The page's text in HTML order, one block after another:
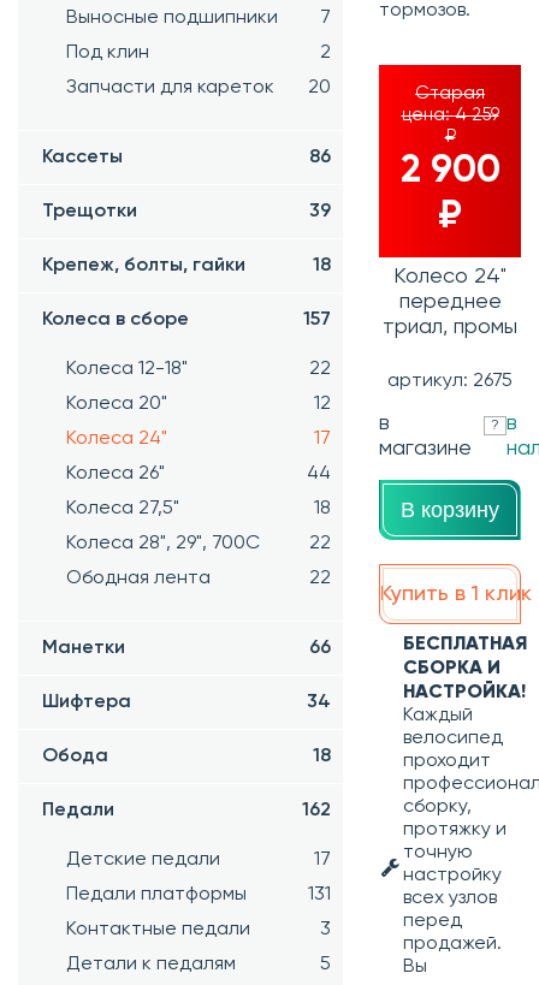
Выносные подшипники
7
Под клин
2
Запчасти для кареток
20
Кассеты 86
Трещотки 39
Крепеж, болты, гайки 18
Колеса в сборе 157
Колеса 12-18"
22
Колеса 20"
12
Колеса 24"
17
Колеса 26"
44
Колеса 27,5"
18
Колеса 28", 29", 700С
22
Ободная лента
22
Манетки 66
Шифтера 34
Обода 18
Педали 162
Детские педали
17
Педали платформы
131
Контактные педали
3
Детали к педалям
5
тормозов.
Старая
цена:4 259
₽
2 900
₽
Колесо 24"
переднее
триал, промы
артикул: 2675
в
магазине
? в
В корзину
Купить в 1 клик
БЕСПЛАТНАЯ
СБОРКА И
НАСТРОЙКА!
Каждый
велосипед
проходит
сборку,
протяжку и
точную
настройку
всех узлов
перед
продажей.
Вы